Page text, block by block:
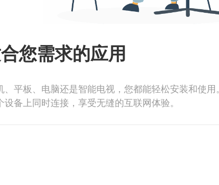
您需求的应用
平板、电脑还是智能电视，您都能轻松安装和使用。
备上同时连接，享受无缝的互联网体验。